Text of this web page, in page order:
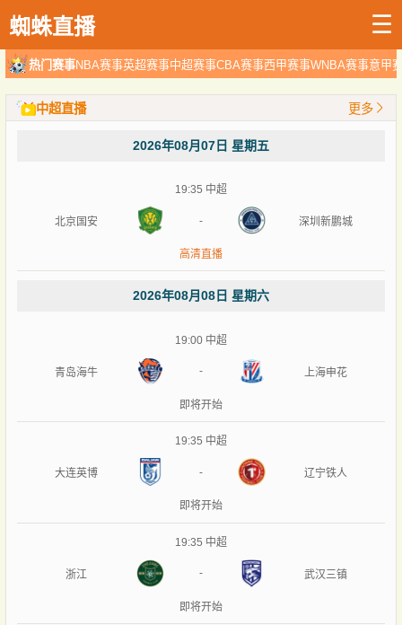
蜘蛛直播 ☰
热门赛事NBA赛事英超赛事中超赛事CBA赛事西甲赛事WNBA赛事意甲
中超直播 更多
2026年08月07日 星期五
19:35 中超
北京国安 - 深圳新鹏城
高清直播
2026年08月08日 星期六
19:00 中超
青岛海牛 - 上海申花
即将开始
19:35 中超
大连英博 - 辽宁铁人
即将开始
19:35 中超
浙江 - 武汉三镇
即将开始